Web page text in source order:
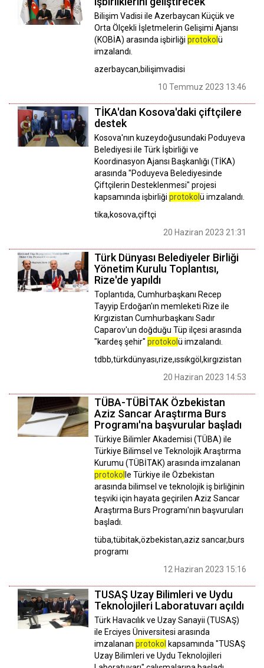
Bilişim Vadisi ile Azerbaycan Küçük ve
Orta Ölçekli İşletmelerin Gelişimi Ajansı
(KOBİA) arasında işbirliği protokol ü
imzalandı.
azerbaycan,bilişimvadisi
10 Temmuz 2023 13:46
TİKA'dan Kosova'daki çiftçilere
destek
Kosova'nın kuzeydoğusundaki Poduyeva
Belediyesi ile Türk İşbirliği ve
Koordinasyon Ajansı Başkanlığı (TİKA)
arasında "Poduyeva Belediyesinde
Çiftçilerin Desteklenmesi" projesi
kapsamında işbirliği protokol ü imzalandı.
tika,kosova,çiftçi
20 Haziran 2023 21:31
Türk Dünyası Belediyeler Birliği
Yönetim Kurulu Toplantısı,
Rize'de yapıldı
Toplantıda, Cumhurbaşkanı Recep
Tayyip Erdoğan'ın memleketi Rize ile
Kırgızistan Cumhurbaşkanı Sadır
Caparov'un doğduğu Tüp ilçesi arasında
"kardeş şehir" protokol ü imzalandı.
tdbb,türkdünyası,rize,ıssıkgöl,kırgızistan
20 Haziran 2023 14:53
TÜBA-TÜBİTAK Özbekistan
Aziz Sancar Araştırma Burs
Programı'na başvurular başladı
Türkiye Bilimler Akademisi (TÜBA) ile
Türkiye Bilimsel ve Teknolojik Araştırma
Kurumu (TÜBİTAK) arasında imzalanan
protokol le Türkiye ile Özbekistan
arasında bilimsel ve teknolojik iş birliğinin
teşviki için hayata geçirilen Aziz Sancar
Araştırma Burs Programı'nın başvuruları
başladı.
tüba,tübitak,özbekistan,aziz sancar,burs
programı
12 Haziran 2023 15:16
TUSAŞ Uzay Bilimleri ve Uydu
Teknolojileri Laboratuvarı açıldı
Türk Havacılık ve Uzay Sanayii (TUSAŞ)
ile Erciyes Üniversitesi arasında
imzalanan protokol kapsamında "TUSAŞ
Uzay Bilimleri ve Uydu Teknolojileri